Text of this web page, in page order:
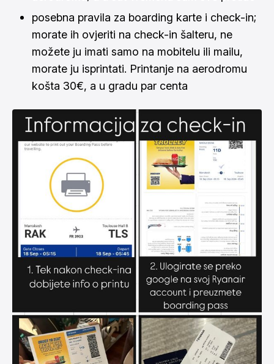
posebna pravila za boarding karte i check-in;
morate ih ovjeriti na check-in šalteru, ne
možete ju imati samo na mobitelu ili mailu,
morate ju isprintati. Printanje na aerodromu
košta 30€, a u gradu par centa